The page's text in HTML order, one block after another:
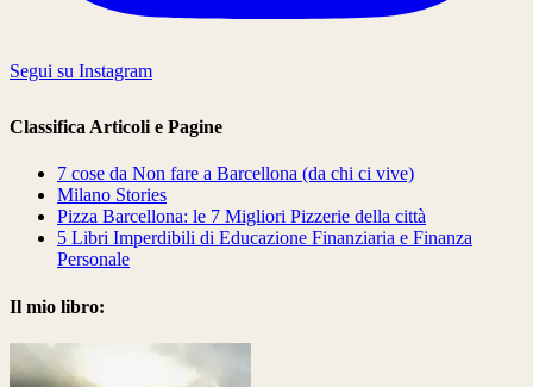
Segui su Instagram
Classifica Articoli e Pagine
7 cose da Non fare a Barcellona (da chi ci vive)
Milano Stories
Pizza Barcellona: le 7 Migliori Pizzerie della città
5 Libri Imperdibili di Educazione Finanziaria e Finanza
Personale
Il mio libro: